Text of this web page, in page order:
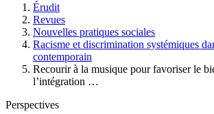
Érudit
Revues
Nouvelles pratiques sociales
Racisme et discrimination systémiques
contemporain
Recourir à la musique pour favoriser le
l’intégration …
Perspectives